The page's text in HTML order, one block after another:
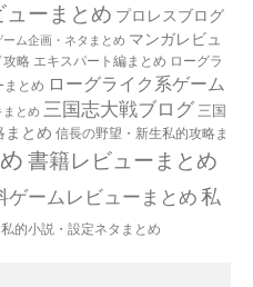
ューまとめ プロレスブログ
ーム企画・ネタまとめ マンガレビュ
略 エキスパート編まとめ ローグラ
まとめ ローグライク系ゲーム
まとめ 三国志大戦ブログ 三国
まとめ 信長の野望・新生私的攻略ま
書籍レビューまとめ
ゲームレビューまとめ 私
私的小説・設定ネタまとめ